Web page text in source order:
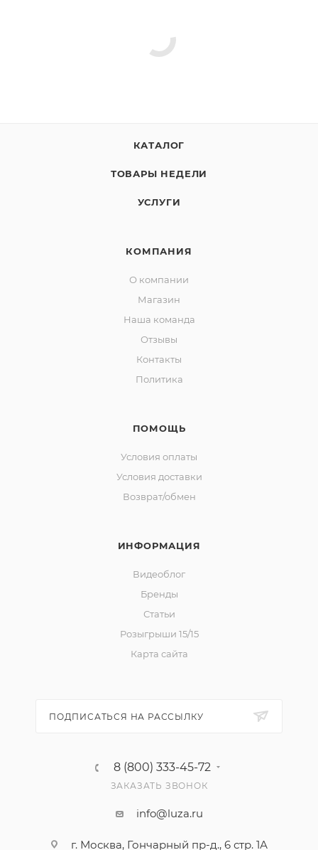
КАТАЛОГ
ТОВАРЫ НЕДЕЛИ
УСЛУГИ
КОМПАНИЯ
О компании
Магазин
Наша команда
Отзывы
Контакты
Политика
ПОМОЩЬ
Условия оплаты
Условия доставки
Возврат/обмен
ИНФОРМАЦИЯ
Видеоблог
Бренды
Статьи
Розыгрыши 15/15
Карта сайта
ПОДПИСАТЬСЯ НА РАССЫЛКУ
8 (800) 333-45-72
ЗАКАЗАТЬ ЗВОНОК
info@luza.ru
г. Москва, Гончарный пр-д., 6 стр. 1А